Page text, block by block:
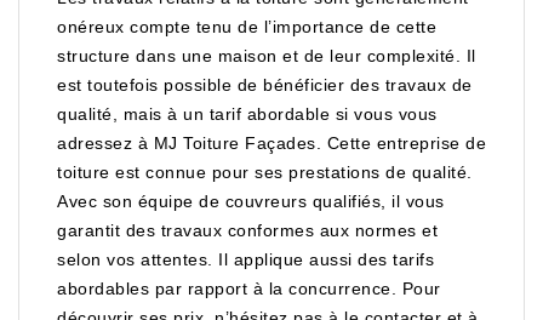
onéreux compte tenu de l’importance de cette
structure dans une maison et de leur complexité. Il
est toutefois possible de bénéficier des travaux de
qualité, mais à un tarif abordable si vous vous
adressez à MJ Toiture Façades. Cette entreprise de
toiture est connue pour ses prestations de qualité.
Avec son équipe de couvreurs qualifiés, il vous
garantit des travaux conformes aux normes et
selon vos attentes. Il applique aussi des tarifs
abordables par rapport à la concurrence. Pour